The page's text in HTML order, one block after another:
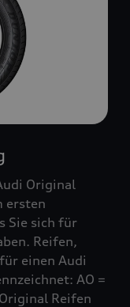
Original
ersten
Sie sich für
Reifen,
einen Audi
AO =
Reifen